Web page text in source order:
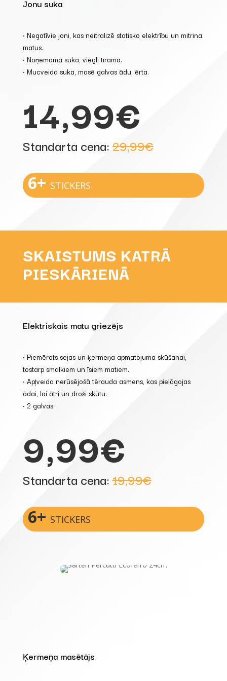
Jonu suka
• Negatīvie joni, kas neitralizē statisko elektrību un mitrina
matus.
• Noņemama suka, viegli tīrāma.
• Mucveida suka, masē galvas ādu, ērta.
14,99€
Standarta cena:29,99€
6+ STICKERS
SKAISTUMS KATRĀ
PIESKĀRIENĀ
Elektriskais matu griezējs
• Piemērots sejas un ķermeņa apmatojuma skūšanai,
tostarp smalkiem un īsiem matiem.
• Apļveida nerūsējošā tērauda asmens, kas pielāgojas
ādai, lai ātri un droši skūtu.
• 2 galvas.
9,99€
Standarta cena:19,99€
6+ STICKERS
Ķermeņa masētājs